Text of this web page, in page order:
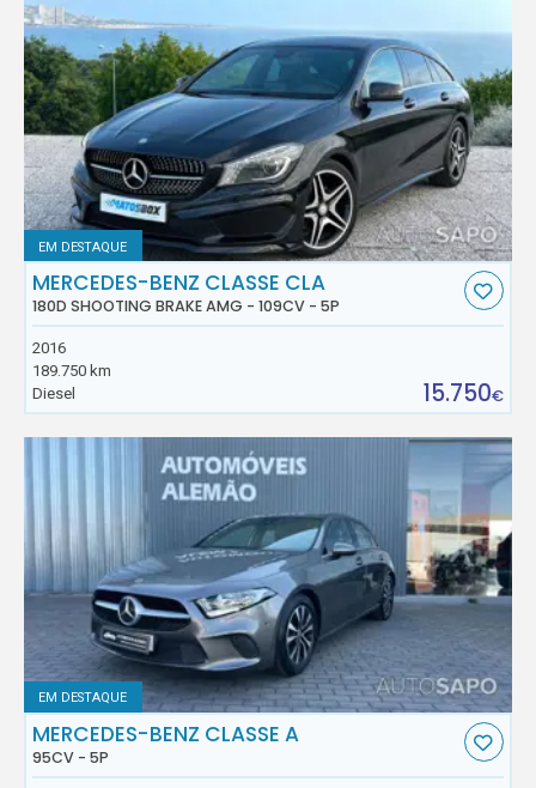
EM DESTAQUE
MERCEDES-BENZ CLASSE CLA
180D SHOOTING BRAKE AMG - 109CV - 5P
2016
189.750 km
Diesel
15.750€
EM DESTAQUE
MERCEDES-BENZ CLASSE A
95CV - 5P